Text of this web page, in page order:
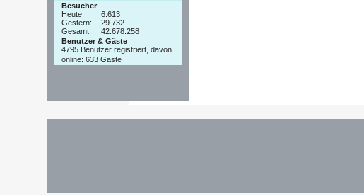
Besucher
Heute:
6.613
Gestern:
29.732
Gesamt:
42.678.258
Benutzer & Gäste
4795 Benutzer registriert, davon
online: 633 Gäste